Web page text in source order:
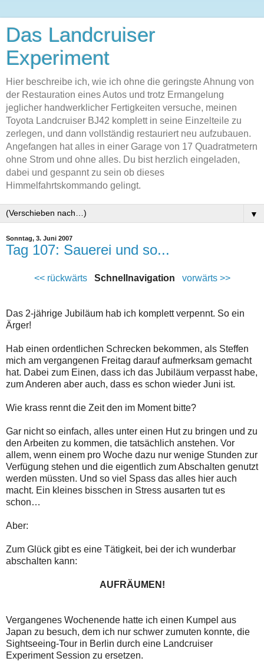
Das Landcruiser
Experiment
Hier beschreibe ich, wie ich ohne die geringste Ahnung von
der Restauration eines Autos und trotz Ermangelung
jeglicher handwerklicher Fertigkeiten versuche, meinen
Toyota Landcruiser BJ42 komplett in seine Einzelteile zu
zerlegen, und dann vollständig restauriert neu aufzubauen.
Angefangen hat alles in einer Garage von 17 Quadratmetern
ohne Strom und ohne alles. Du bist herzlich eingeladen,
dabei und gespannt zu sein ob dieses
Himmelfahrtskommando gelingt.
▼
Sonntag, 3. Juni 2007
Tag 107: Sauerei und so...
<< rückwärtsSchnellnavigation vorwärts >>
Das 2-jährige Jubiläum hab ich komplett verpennt. So ein
Ärger!
Hab einen ordentlichen Schrecken bekommen, als Steffen
mich am vergangenen Freitag darauf aufmerksam gemacht
hat. Dabei zum Einen, dass ich das Jubiläum verpasst habe,
zum Anderen aber auch, dass es schon wieder Juni ist.
Wie krass rennt die Zeit den im Moment bitte?
Gar nicht so einfach, alles unter einen Hut zu bringen und zu
den Arbeiten zu kommen, die tatsächlich anstehen. Vor
allem, wenn einem pro Woche dazu nur wenige Stunden zur
Verfügung stehen und die eigentlich zum Abschalten genutzt
werden müssten. Und so viel Spass das alles hier auch
macht. Ein kleines bisschen in Stress ausarten tut es
schon…
Aber:
Zum Glück gibt es eine Tätigkeit, bei der ich wunderbar
abschalten kann:
AUFRÄUMEN!
Vergangenes Wochenende hatte ich einen Kumpel aus
Japan zu besuch, dem ich nur schwer zumuten konnte, die
Sightseeing-Tour in Berlin durch eine Landcruiser
Experiment Session zu ersetzen.